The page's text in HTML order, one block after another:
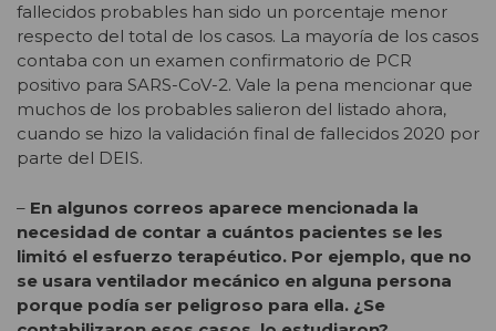
fallecidos probables han sido un porcentaje menor
respecto del total de los casos. La mayoría de los casos
contaba con un examen confirmatorio de PCR
positivo para SARS-CoV-2. Vale la pena mencionar que
muchos de los probables salieron del listado ahora,
cuando se hizo la validación final de fallecidos 2020 por
parte del DEIS.
– En algunos correos aparece mencionada la
necesidad de contar a cuántos pacientes se les
limitó el esfuerzo terapéutico. Por ejemplo, que no
se usara ventilador mecánico en alguna persona
porque podía ser peligroso para ella. ¿Se